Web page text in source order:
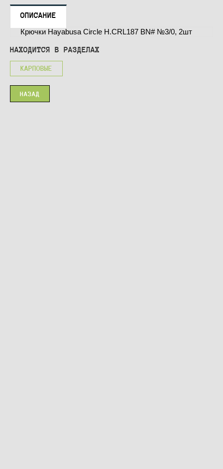
ОПИСАНИЕ
Крючки Hayabusa Circle H.CRL187 BN# №3/0, 2шт
НАХОДИТСЯ В РАЗДЕЛАХ
КАРПОВЫЕ
НАЗАД